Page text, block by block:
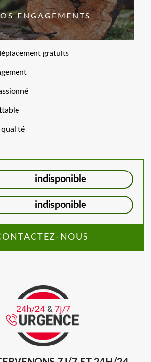
ENGAGEMENTS
gratuits
qualité
indisponible
indisponible
NOUS